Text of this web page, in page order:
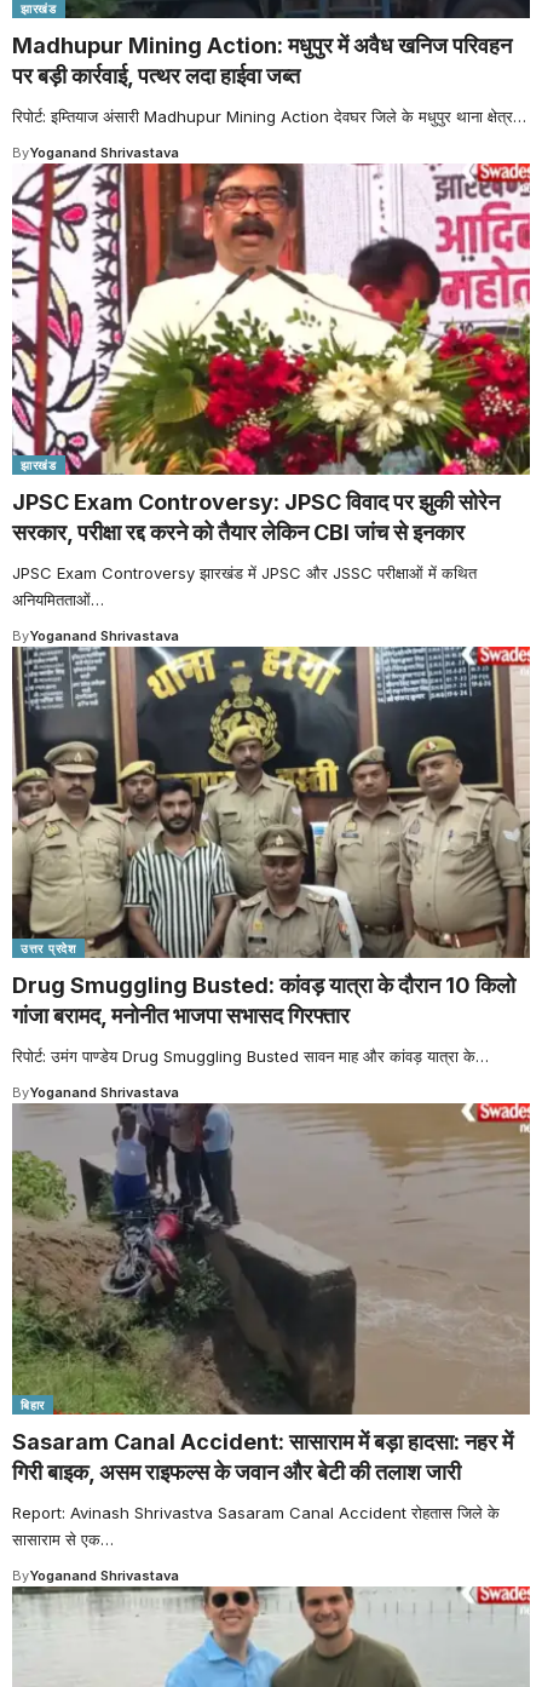
झारखंड
Madhupur Mining Action: मधुपुर में अवैध खनिज परिवहन
पर बड़ी कार्रवाई, पत्थर लदा हाईवा जब्त
रिपोर्ट: इम्तियाज अंसारी Madhupur Mining Action देवघर जिले के मधुपुर थाना क्षेत्र…
ByYoganand Shrivastava
झारखंड
JPSC Exam Controversy: JPSC विवाद पर झुकी सोरेन
सरकार, परीक्षा रद्द करने को तैयार लेकिन CBI जांच से इनकार
JPSC Exam Controversy झारखंड में JPSC और JSSC परीक्षाओं में कथित
अनियमितताओं…
ByYoganand Shrivastava
उत्तर प्रदेश
Drug Smuggling Busted: कांवड़ यात्रा के दौरान 10 किलो
गांजा बरामद, मनोनीत भाजपा सभासद गिरफ्तार
रिपोर्ट: उमंग पाण्डेय Drug Smuggling Busted सावन माह और कांवड़ यात्रा के…
ByYoganand Shrivastava
बिहार
Sasaram Canal Accident: सासाराम में बड़ा हादसा: नहर में
गिरी बाइक, असम राइफल्स के जवान और बेटी की तलाश जारी
Report: Avinash Shrivastva Sasaram Canal Accident रोहतास जिले के
सासाराम से एक…
ByYoganand Shrivastava